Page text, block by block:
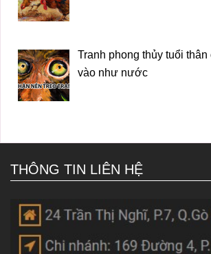
Tranh phong thủy tuổi
vào như nước
THÔNG TIN LIÊN HỆ